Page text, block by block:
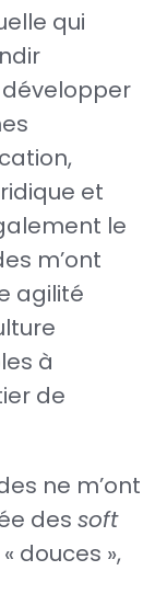
qui
et
le
m’ont
agilité
à
de
ne m’ont
dessoft
douces »,